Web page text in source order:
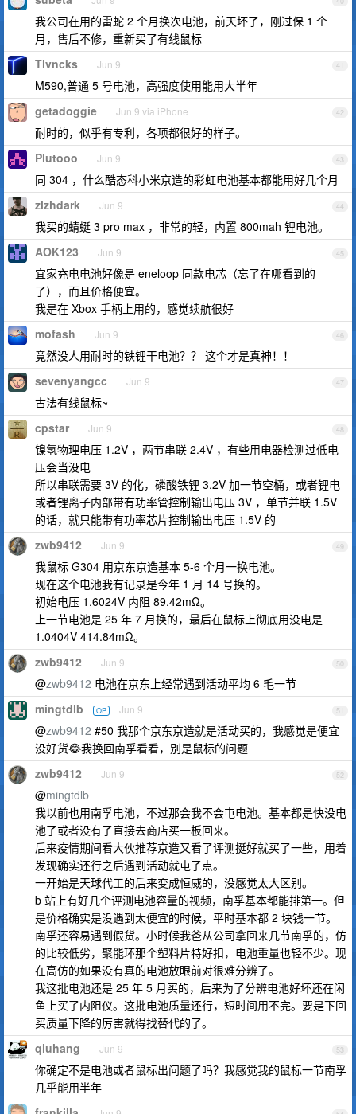
我公司在用的雷蛇 2 个月换次电池，前天坏了，刚过保 1 个
月，售后不修，重新买了有线鼠标
41
Tlvncks Jun 9
M590,普通 5 号电池，高强度使用能用大半年
42
getadoggie Jun 9 via iPhone
耐时的，似乎有专利，各项都很好的样子。
43
Plutooo Jun 9
同 304 ，什么酷态科小米京造的彩虹电池基本都能用好几个月
44
zlzhdark Jun 9
我买的蜻蜓 3 pro max ，非常的轻，内置 800mah 锂电池。
45
AOK123 Jun 9
宜家充电电池好像是 eneloop 同款电芯（忘了在哪看到的
了），而且价格便宜。
我是在 Xbox 手柄上用的，感觉续航很好
46
mofash Jun 9
竟然没人用耐时的铁锂干电池？？ 这个才是真神！！
47
sevenyangcc Jun 9
古法有线鼠标~
48
cpstar Jun 9
镍氢物理电压 1.2V ，两节串联 2.4V ，有些用电器检测过低电
压会当没电
所以串联需要 3V 的化，磷酸铁锂 3.2V 加一节空桶，或者锂电
或者锂离子内部带有功率管控制输出电压 3V ，单节并联 1.5V
的话，就只能带有功率芯片控制输出电压 1.5V 的
49
zwb9412 Jun 9
我鼠标 G304 用京东京造基本 5-6 个月一换电池。
现在这个电池我有记录是今年 1 月 14 号换的。
初始电压 1.6024V 内阻 89.42mΩ。
上一节电池是 25 年 7 月换的，最后在鼠标上彻底用没电是
1.0404V 414.84mΩ。
50
zwb9412 Jun 9
@zwb9412 电池在京东上经常遇到活动平均 6 毛一节
51
mingtdlb OP Jun 9
@zwb9412 #50 我那个京东京造就是活动买的，我感觉是便宜
没好货😂我换回南孚看看，别是鼠标的问题
52
zwb9412 Jun 9
@mingtdlb
我以前也用南孚电池，不过那会我不会屯电池。基本都是快没电
池了或者没有了直接去商店买一板回来。
后来疫情期间看大伙推荐京造又看了评测挺好就买了一些，用着
发现确实还行之后遇到活动就屯了点。
一开始是天球代工的后来变成恒威的，没感觉太大区别。
b 站上有好几个评测电池容量的视频，南孚基本都能排第一。但
是价格确实是没遇到太便宜的时候，平时基本都 2 块钱一节。
南孚还容易遇到假货。小时候我爸从公司拿回来几节南孚的，仿
的比较低劣，聚能环那个塑料片特好扣，电池重量也轻不少。现
在高仿的如果没有真的电池放眼前对很难分辨了。
我这批电池还是 25 年 5 月买的，后来为了分辨电池好坏还在闲
鱼上买了内阻仪。这批电池质量还行，短时间用不完。要是下回
买质量下降的厉害就得找替代的了。
53
qiuhang Jun 9
你确定不是电池或者鼠标出问题了吗？我感觉我的鼠标一节南孚
几乎能用半年